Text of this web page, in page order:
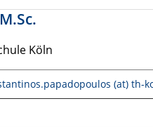
Köln
(at) th-